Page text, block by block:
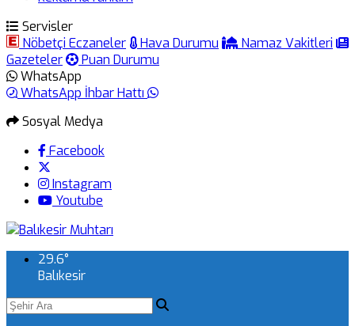
Servisler
Nöbetçi Eczaneler
Hava Durumu
Namaz Vakitleri
Gazeteler
Puan Durumu
WhatsApp
WhatsApp İhbar Hattı
Sosyal Medya
Facebook
Instagram
Youtube
29.6°
Balıkesir